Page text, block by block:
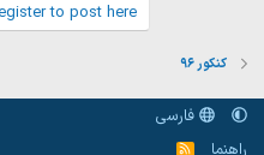
to post here.
کنکور ۹۶
فارسی
خ